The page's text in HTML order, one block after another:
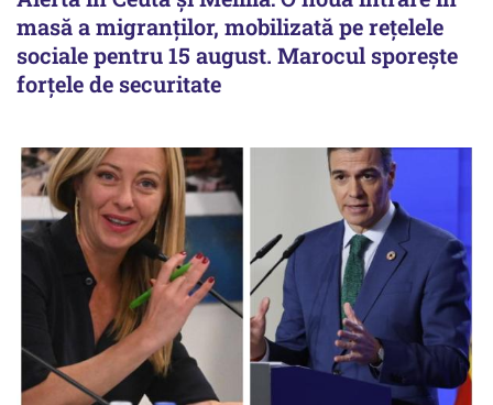
masă a migranților, mobilizată pe rețelele
sociale pentru 15 august. Marocul sporește
forțele de securitate